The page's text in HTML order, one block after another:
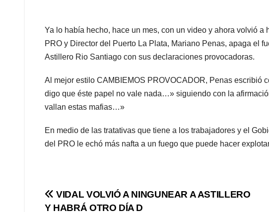
Ya lo había hecho, hace un mes, con un video y ahora volvió
PRO y Director del Puerto La Plata, Mariano Penas, apaga el
Astillero Rio Santiago con sus declaraciones provocadoras.
Al mejor estilo CAMBIEMOS PROVOCADOR, Penas escribió
digo que éste papel no vale nada…» siguiendo con la
vallan estas mafias…»
En medio de las tratativas que tiene a los trabajadores y el
del PRO le echó más nafta a un fuego que puede hacer
Navegación
VIDAL VOLVIÓ A NINGUNEAR A ASTILLERO
Y HABRÁ OTRO DÍA D